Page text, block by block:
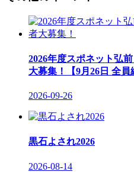
2026年度スポネット弘
大募集！【9月26日 全員
2026-09-26
黒石よされ2026
2026-08-14